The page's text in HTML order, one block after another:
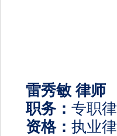
雷秀敏 律师
职务： 专职
资格： 执业